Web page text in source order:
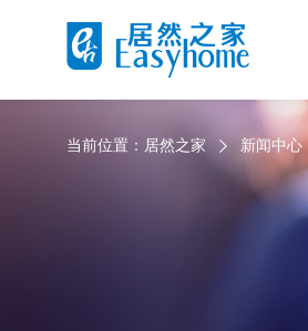
当前位置： 居然之家 新闻中心